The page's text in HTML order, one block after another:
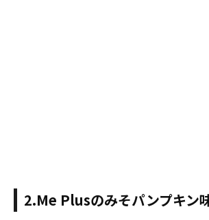
2.Me Plusのみそパンプキン